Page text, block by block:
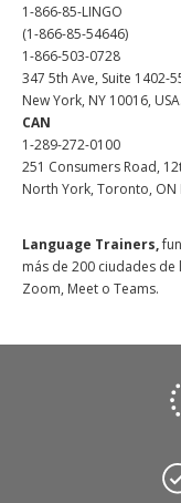
1-866-85-LINGO
(1-866-85-54646)
1-866-503-0728
347 5th Ave, Suite 1402-
New York, NY 10016, USA.
CAN
1-289-272-0100
251 Consumers Road,
North York, Toronto, ON
Language Trainers,
más de 200 ciudades de
Zoom, Meet o Teams.